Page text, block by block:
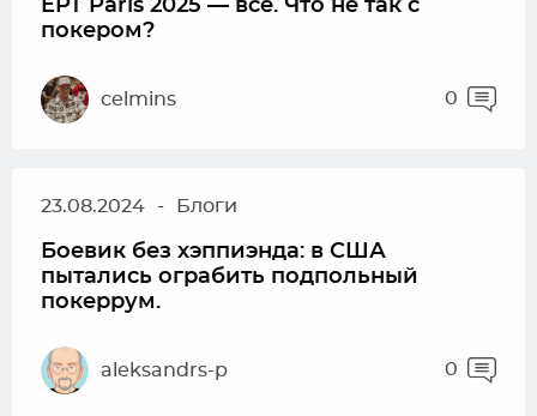
EPT Paris 2025 — все. Что не так с
покером?
celmins 0
23.08.2024 - Блоги
Боевик без хэппиэнда: в США
пытались ограбить подпольный
покеррум.
aleksandrs-p 0